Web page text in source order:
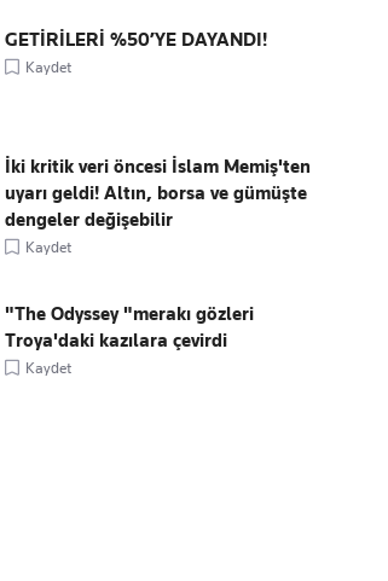
GETİRİLERİ %50’YE DAYANDI!
Kaydet
İki kritik veri öncesi İslam Memiş'ten
uyarı geldi! Altın, borsa ve gümüşte
dengeler değişebilir
Kaydet
"The Odyssey "merakı gözleri
Troya'daki kazılara çevirdi
Kaydet